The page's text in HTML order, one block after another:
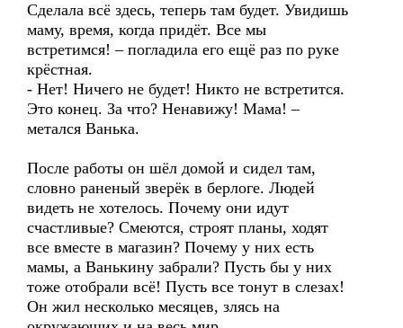
Сделала всё здесь, теперь там будет. Увидишь
маму, время, когда придёт. Все мы
встретимся! – погладила его ещё раз по руке
крёстная.
- Нет! Ничего не будет! Никто не встретится.
Это конец. За что? Ненавижу! Мама! –
метался Ванька.
После работы он шёл домой и сидел там,
словно раненый зверёк в берлоге. Людей
видеть не хотелось. Почему они идут
счастливые? Смеются, строят планы, ходят
все вместе в магазин? Почему у них есть
мамы, а Ванькину забрали? Пусть бы у них
тоже отобрали всё! Пусть все тонут в слезах!
Он жил несколько месяцев, злясь на